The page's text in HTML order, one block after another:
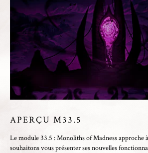
APERÇU M33.5
Le module 33.5 : Monoliths of Madness approche
souhaitons vous présenter ses nouvelles